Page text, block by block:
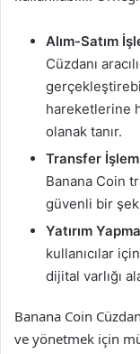
Alım-Satım
Cüzdanı
hareketlerine
olanak tanır.
Transfer
Banana Coin
güvenli bir
Yatırım
kullanıcılar
dijital varlığı
Banana Coin
ve yönetmek için